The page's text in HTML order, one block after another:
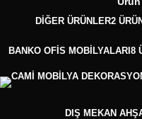
DIĞER ÜRÜNLER2 ÜRÜN
BANKO OFIS MOBILYALARI 8
DIŞ MEKAN